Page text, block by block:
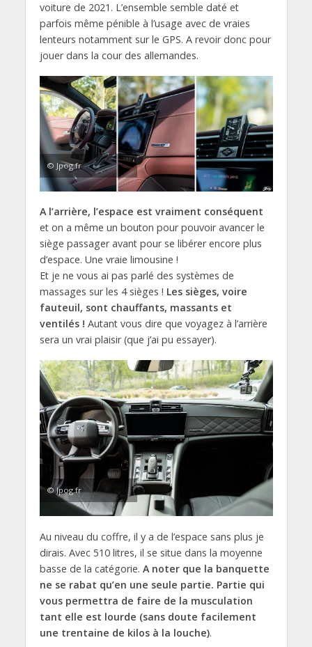
voiture de 2021. L’ensemble semble daté et
parfois même pénible à l’usage avec de vraies
lenteurs notamment sur le GPS. A revoir donc pour
jouer dans la cour des allemandes.
© Jpog.fr
A l’arrière, l’espace est vraiment conséquent
et on a même un bouton pour pouvoir avancer le
siège passager avant pour se libérer encore plus
d’espace. Une vraie limousine !
Et je ne vous ai pas parlé des systèmes de
massages sur les 4 sièges ! Les sièges, voire
fauteuil, sont chauffants, massants et
ventilés ! Autant vous dire que voyagez à l’arrière
sera un vrai plaisir (que j’ai pu essayer).
© Jpog.fr
Au niveau du coffre, il y a de l’espace sans plus je
dirais. Avec 510 litres, il se situe dans la moyenne
basse de la catégorie. A noter que la banquette
ne se rabat qu’en une seule partie. Partie qui
vous permettra de faire de la musculation
tant elle est lourde (sans doute facilement
une trentaine de kilos à la louche).